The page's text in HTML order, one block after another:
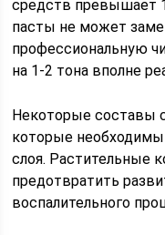
средств превышает
пасты не может
профессиональную
на 1-2 тона вполне
Некоторые составы
которые необходимы
слоя. Растительные
предотвратить
воспалительного